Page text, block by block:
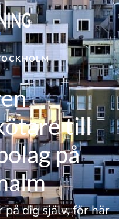
till
på
på dig själv, för här